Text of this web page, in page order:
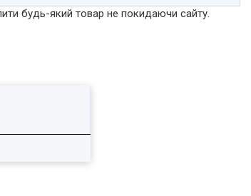
будь-який товар не покидаючи сайту.